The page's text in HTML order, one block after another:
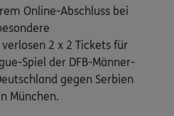
Online-Abschluss bei
2 x 2 Tickets für
Spiel der DFB-Männer-
gegen Serbien
München.